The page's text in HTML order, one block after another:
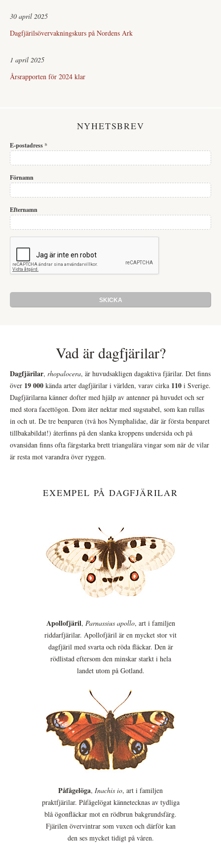
30 april 2025
Dagfjärilsövervakningskurs på Nordens Ark
1 april 2025
Årsrapporten för 2024 klar
NYHETSBREV
E-postadress*
Förnamn
Efternamn
Vad är dagfjärilar?
Dagfjärilar, rhopalocera, är huvudsakligen dagaktiva fjärilar. Det finns
över 19 000 kända arter dagfjärilar i världen, varav cirka 110 i Sverige.
Dagfjärilarna känner dofter med hjälp av antenner på huvudet och ser
med stora facettögon. Dom äter nektar med sugsnabel, som kan rullas
in och ut. De tre benparen (två hos Nymphalidae, där är första benparet
tillbakabildat!) återfinns på den slanka kroppens undersida och på
ovansidan finns ofta färgstarka brett triangulära vingar som när de vilar
är resta mot varandra över ryggen.
EXEMPEL PÅ DAGFJÄRILAR
Apollofjäril, Parnassius apollo, art i familjen
riddarfjärilar. Apollofjäril är en mycket stor vit
dagfjäril med svarta och röda fläckar. Den är
rödlistad eftersom den minskar starkt i hela
landet utom på Gotland.
Påfågelöga, Inachis io, art i familjen
praktfjärilar. Påfågelögat kännetecknas av tydliga
blå ögonfläckar mot en rödbrun bakgrundsfärg.
Fjärilen övervintrar som vuxen och därför kan
den ses mycket tidigt på våren.